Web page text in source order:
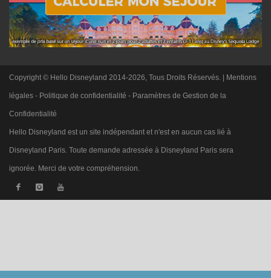
Copyright © Hello Disneyland 2014-2026, Tous Droits Réservés. | Mentions
légales - Politique de confidentialité - Paramètres de Gestion de la
Confidentialité
Hello Disneyland est un site indépendant et n'est en aucun cas lié à
Disneyland Paris. Toute demande adressée à Disneyland Paris sera
ignorée. Merci de votre compréhension.